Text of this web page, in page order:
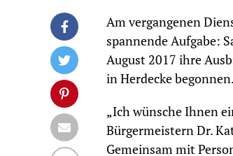
Am vergangenen
spannende Aufgabe:
August 2017 ihre
in Herdecke begonnen.
„Ich wünsche Ihnen
Bürgermeistern Dr.
Gemeinsam mit